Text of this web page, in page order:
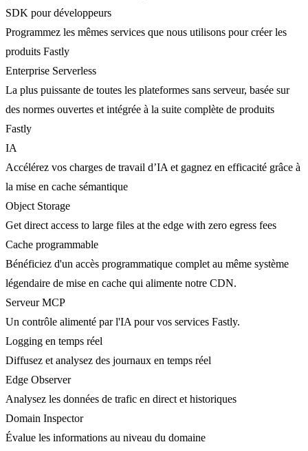
SDK pour développeurs
Programmez les mêmes services que nous utilisons pour créer les
produits Fastly
Enterprise Serverless
La plus puissante de toutes les plateformes sans serveur, basée sur
des normes ouvertes et intégrée à la suite complète de produits
Fastly
IA
Accélérez vos charges de travail d’IA et gagnez en efficacité grâce à
la mise en cache sémantique
Object Storage
Get direct access to large files at the edge with zero egress fees
Cache programmable
Bénéficiez d'un accès programmatique complet au même système
légendaire de mise en cache qui alimente notre CDN.
Serveur MCP
Un contrôle alimenté par l'IA pour vos services Fastly.
Logging en temps réel
Diffusez et analysez des journaux en temps réel
Edge Observer
Analysez les données de trafic en direct et historiques
Domain Inspector
Évalue les informations au niveau du domaine